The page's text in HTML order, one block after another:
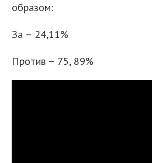
образом:
За – 24,11%
Против – 75, 89%